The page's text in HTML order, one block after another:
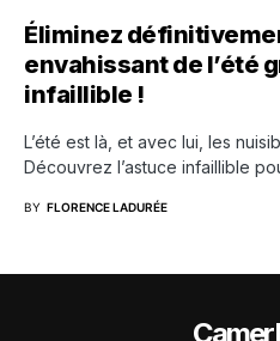
Éliminez
envahissant de l’été
infaillible !
L’été est là, et avec lui, les
Découvrez l’astuce infaillible
BY FLORENCE LADURÉE